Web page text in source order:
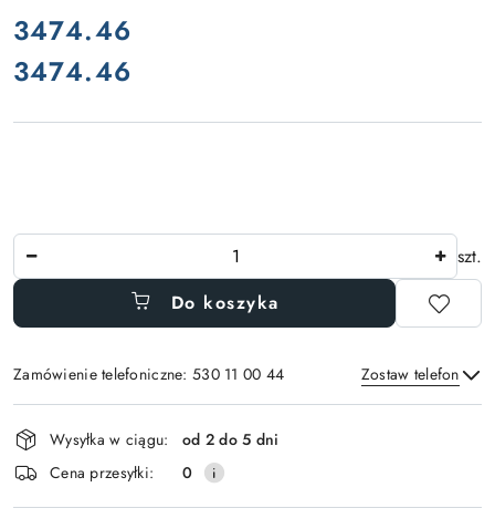
cena:
3474.46
Cena:
3474.46
szt.
Do koszyka
Zamówienie telefoniczne: 530 11 00 44 Zostaw telefon
Wyślij
Dostępność
i
dostawa
Wysyłka w ciągu:
od 2 do 5 dni
Cena przesyłki:
0